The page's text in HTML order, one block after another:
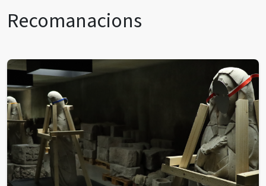
Recomanacions